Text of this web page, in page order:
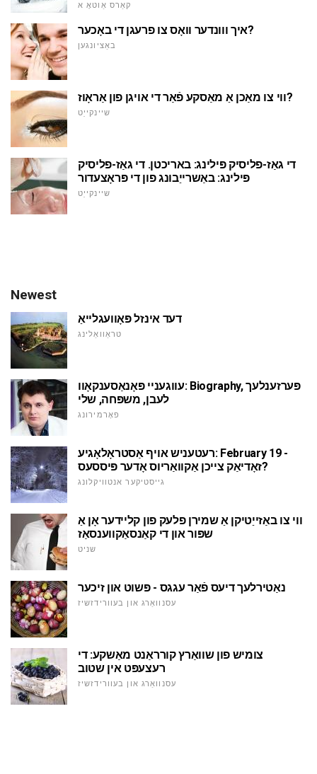
קאַרס אַוטאָ א
איך ווונדער וואָס צו פרעגן די באָכער?
באַציונגען
ווי צו מאַכן אַ מאַסקע פֿאַר די אויגן פון אַראָוז?
שיינקייַט
די גאַז-פליסיק פּילינג: באריכטן. די גאַז-פליסיק
פּילינג: באַשרייַבונג פון די פּראָצעדור
שיינקייַט
Newest
דעד אינזל פּאָוועגלייאַ
טראַוואַלינג
עווגעניי פּאָנאַסענקאָוו: Biography, פּערזענלעך
לעבן, משפּחה, שלי
פאָרמירונג
רעטעניש אויף אַסטראָלאָגיע: February 19 -
זאָדיאַק צייכן אַקוואַריוס אָדער פּיססעס?
גייסטיקער אנטוויקלונג
ווי צו באַזייַטיקן אַ שמירן פלעק פון קליידער אָן אַ
שפּור און די קאַנסאַקווענסאַז
שניט
נאַטירלעך דיעס פֿאַר עגגס - פּשוט און זיכער
עסנוואַרג און בעוורידזשיז
צומיש פון שוואַרץ קורראַנט מאַשקע: די
רעצעפּט אין שטוב
עסנוואַרג און בעוורידזשיז